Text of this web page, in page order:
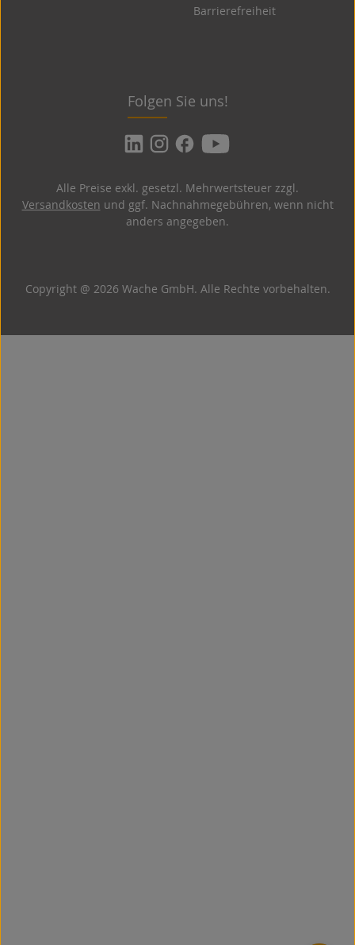
Barrierefreiheit
Folgen Sie uns!
Copyright @ 2026 Wache GmbH. Alle Rechte vorbehalten.
Alle Preise exkl. gesetzl. Mehrwertsteuer zzgl.
Versandkosten und ggf. Nachnahmegebühren, wenn nicht
anders angegeben.